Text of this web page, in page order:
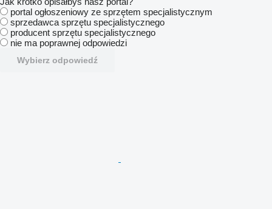
portal ogłoszeniowy ze sprzętem specjalistycznym
sprzedawca sprzętu specjalistycznego
producent sprzętu specjalistycznego
nie ma poprawnej odpowiedzi
Wybierz odpowiedź